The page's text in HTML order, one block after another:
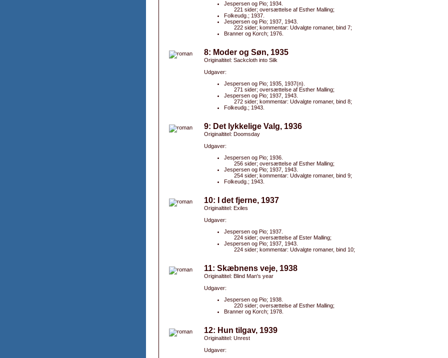
Jespersen og Pio; 1934.
221 sider; oversættelse af Esther Malling;
Folkeudg.; 1937.
Jespersen og Pio; 1937, 1943.
222 sider; kommentar: Udvalgte romaner, bind 7;
Branner og Korch; 1976.
8: Moder og Søn, 1935
Originaltitel: Sackcloth into Silk
Udgaver:
Jespersen og Pio; 1935, 1937(n).
271 sider; oversættelse af Esther Malling;
Jespersen og Pio; 1937, 1943.
272 sider; kommentar: Udvalgte romaner, bind 8;
Folkeudg.; 1943.
9: Det lykkelige Valg, 1936
Originaltitel: Doomsday
Udgaver:
Jespersen og Pio; 1936.
256 sider; oversættelse af Esther Malling;
Jespersen og Pio; 1937, 1943.
254 sider; kommentar: Udvalgte romaner, bind 9;
Folkeudg.; 1943.
10: I det fjerne, 1937
Originaltitel: Exiles
Udgaver:
Jespersen og Pio; 1937.
224 sider; oversættelse af Ester Malling;
Jespersen og Pio; 1937, 1943.
224 sider; kommentar: Udvalgte romaner, bind 10;
11: Skæbnens veje, 1938
Originaltitel: Blind Man's year
Udgaver:
Jespersen og Pio; 1938.
220 sider; oversættelse af Esther Malling;
Branner og Korch; 1978.
12: Hun tilgav, 1939
Originaltitel: Unrest
Udgaver: